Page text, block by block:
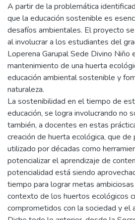
A partir de la problemática
que la educación sostenible es
desafíos ambientales. El proyecto
al involucrar a los estudiantes del
Loperena Garupal Sede Divino Niño
mantenimiento de una huerta
educación ambiental sostenible y
naturaleza.
La sostenibilidad en el tiempo de
educación, se logra involucrando no
también, a docentes en estas
creación de huerta ecológica, que de
utilizado por décadas como
potencializar el aprendizaje de
potencialidad está siendo
tiempo para lograr metas
contexto de los huertos ecológicos
comprometidos con la sociedad y el